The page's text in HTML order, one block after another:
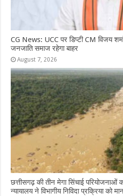
CG News: UCC पर डिप्टी CM विजय
जनजाति समाज रहेगा बाहर
August 7, 2026
छत्तीसगढ़ की तीन मेगा सिंचाई परियोजनाओं
न्यायालय ने विभागीय निविदा प्रक्रिया को